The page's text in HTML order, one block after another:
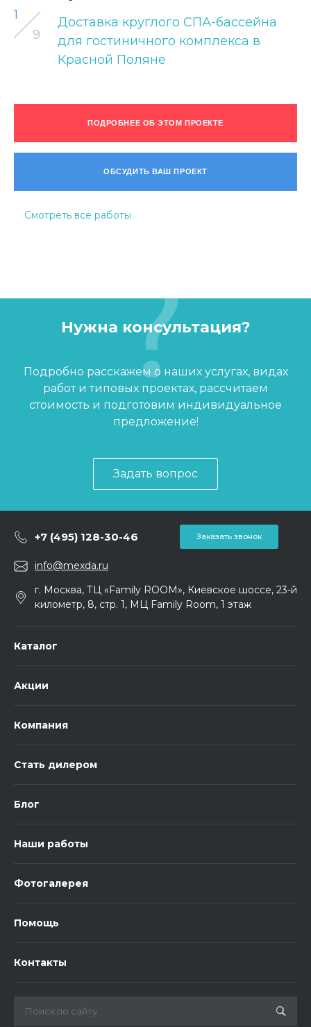
1
9
Доставка круглого СПА-бассейна
для гостиничного комплекса в
Красной Поляне
ПОДРОБНЕЕ ОБ ЭТОМ ПРОЕКТЕ
ОБСУДИТЬ ВАШ ПРОЕКТ
Смотреть все работы
Нужна консультация?
Подробно расскажем о наших услугах, видах
работ и типовых проектах, рассчитаем
стоимость и подготовим индивидуальное
предложение!
Задать вопрос
+7 (495) 128-30-46 Заказать звонок
info@mexda.ru
г. Москва, ТЦ «Family ROOM», Киевское шоссе, 23-й
километр, 8, стр. 1, МЦ Family Room, 1 этаж
Каталог
Акции
Компания
Стать дилером
Блог
Наши работы
Фотогалерея
Помощь
Контакты